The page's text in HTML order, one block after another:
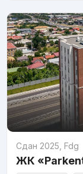
Сдан 2025 Fdg
ЖК